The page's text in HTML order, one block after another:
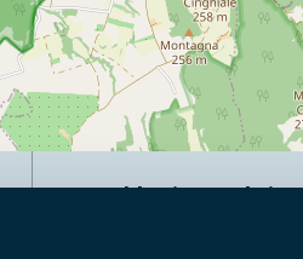
Naviga nel sito